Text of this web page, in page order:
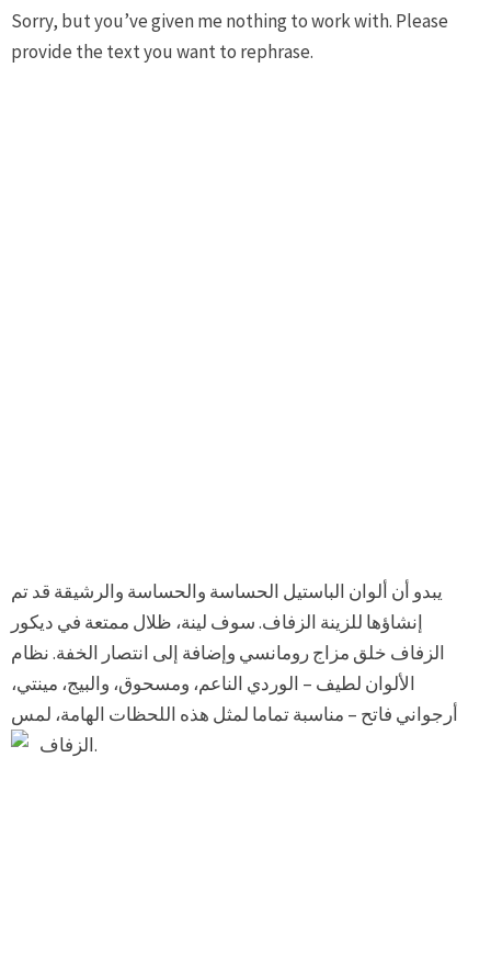
Sorry, but you’ve given me nothing to work with. Please
provide the text you want to rephrase.
يبدو أن ألوان الباستيل الحساسة والحساسة والرشيقة قد تم
إنشاؤها للزينة الزفاف. سوف لينة، ظلال ممتعة في ديكور
الزفاف خلق مزاج رومانسي وإضافة إلى انتصار الخفة. نظام
الألوان لطيف – الوردي الناعم، ومسحوق، والبيج، مينتي،
أرجواني فاتح – مناسبة تماما لمثل هذه اللحظات الهامة، لمس
الزفاف.